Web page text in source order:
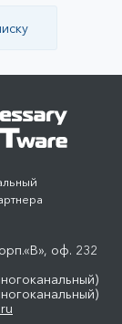
оф. 232